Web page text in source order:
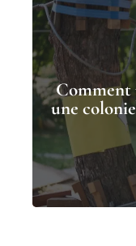
Comment
une